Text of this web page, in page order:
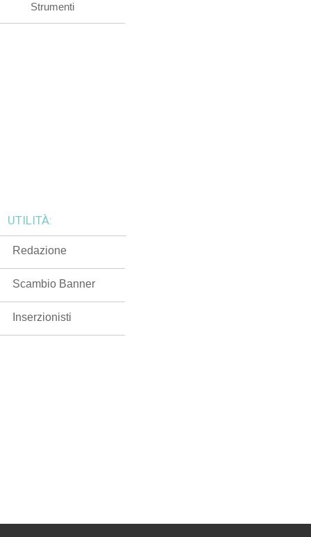
Strumenti
UTILITÀ:
Redazione
Scambio Banner
Inserzionisti